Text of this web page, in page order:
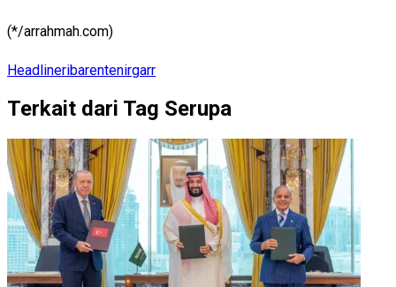
(*/arrahmah.com)
Headlineribarentenirgarr
Terkait dari Tag Serupa